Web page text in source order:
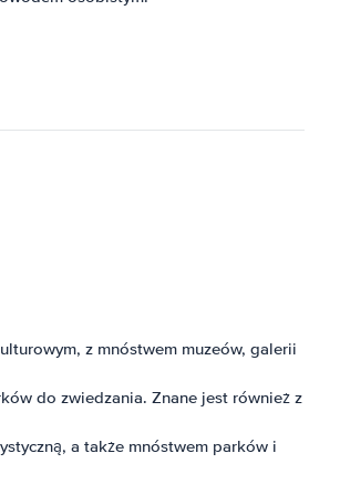
z mnóstwem muzeów, galerii
do zwiedzania. Znane jest również z
a także mnóstwem parków i